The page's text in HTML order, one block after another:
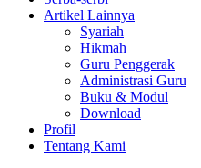
Artikel Lainnya
Syariah
Hikmah
Guru Penggerak
Administrasi Guru
Buku & Modul
Download
Profil
Tentang Kami